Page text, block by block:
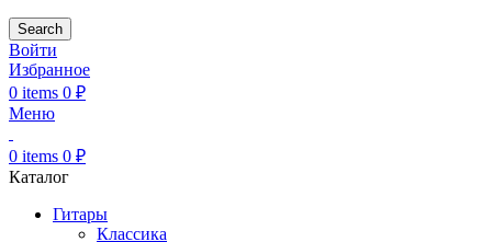
Search
Войти
Избранное
0 items 0 ₽
Меню
0 items 0 ₽
Каталог
Гитары
Классика